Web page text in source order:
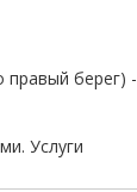
правый берег) -
Услуги